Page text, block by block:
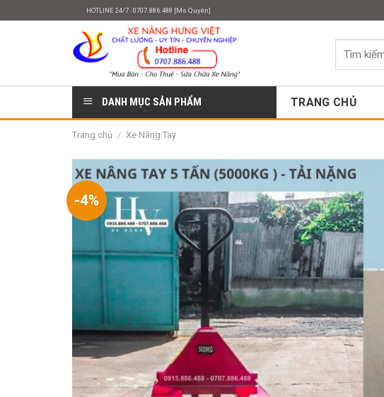
HOTLINE 24/7 : 0707.886.488 [Ms Quyên]
Tìm
DANH MỤC SẢN PHẨM
TRANG CHỦ
Trang chủ / Xe Nâng Tay
-4%